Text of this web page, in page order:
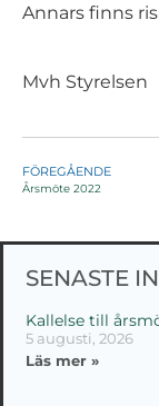
Annars finns
Mvh Styrelsen
FÖREGÅENDE
Årsmöte 2022
SENASTE
Kallelse till
5 augusti, 2026
Läs mer »